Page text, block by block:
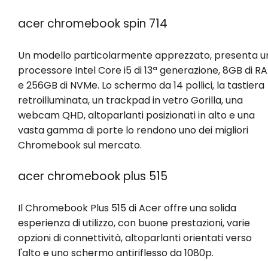
acer chromebook spin 714
Un modello particolarmente apprezzato, presenta
processore Intel Core i5 di 13ª generazione, 8GB di
e 256GB di NVMe. Lo schermo da 14 pollici, la tastiera
retroilluminata, un trackpad in vetro Gorilla, una
webcam QHD, altoparlanti posizionati in alto e una
vasta gamma di porte lo rendono uno dei migliori
Chromebook sul mercato.
acer chromebook plus 515
Il Chromebook Plus 515 di Acer offre una solida
esperienza di utilizzo, con buone prestazioni, varie
opzioni di connettività, altoparlanti orientati verso
l'alto e uno schermo antiriflesso da 1080p.